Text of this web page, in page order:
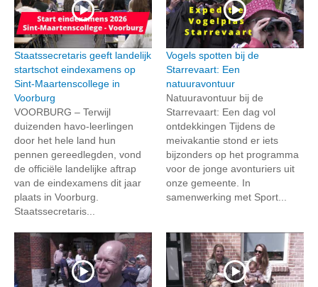
Staatssecretaris geeft landelijk
startschot eindexamens op
Sint-Maartenscollege in
Voorburg
VOORBURG – Terwijl
duizenden havo-leerlingen
door het hele land hun
pennen gereedlegden, vond
de officiële landelijke aftrap
van de eindexamens dit jaar
plaats in Voorburg.
Staatssecretaris...
Vogels spotten bij de
Starrevaart: Een
natuuravontuur
Natuuravontuur bij de
Starrevaart: Een dag vol
ontdekkingen Tijdens de
meivakantie stond er iets
bijzonders op het programma
voor de jonge avonturiers uit
onze gemeente. In
samenwerking met Sport...